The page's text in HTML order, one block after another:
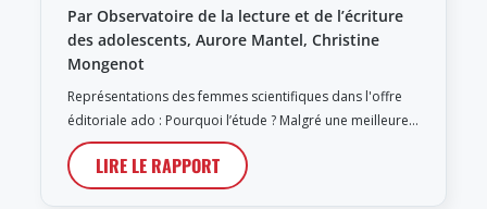
Par Observatoire de la lecture et de l’écriture
des adolescents, Aurore Mantel, Christine
Mongenot
Représentations des femmes scientifiques dans l'offre
éditoriale ado : Pourquoi l’étude ? Malgré une meilleure…
LIRE LE RAPPORT